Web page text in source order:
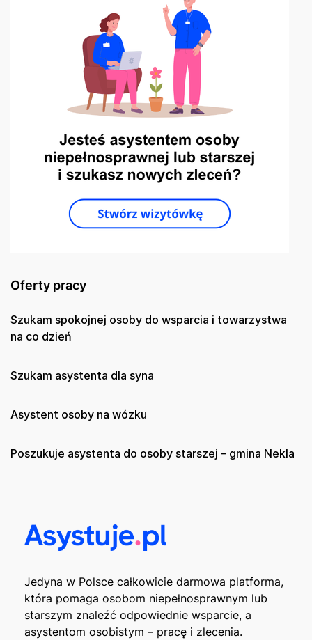
Oferty pracy
Szukam spokojnej osoby do wsparcia i towarzystwa
na co dzień
Szukam asystenta dla syna
Asystent osoby na wózku
Poszukuje asystenta do osoby starszej – gmina Nekla
Jedyna w Polsce całkowicie darmowa platforma,
która pomaga osobom niepełnosprawnym lub
starszym znaleźć odpowiednie wsparcie, a
asystentom osobistym – pracę i zlecenia.